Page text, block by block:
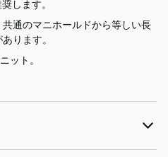
します。
通のマニホールドから等しい長
ります。
ット。